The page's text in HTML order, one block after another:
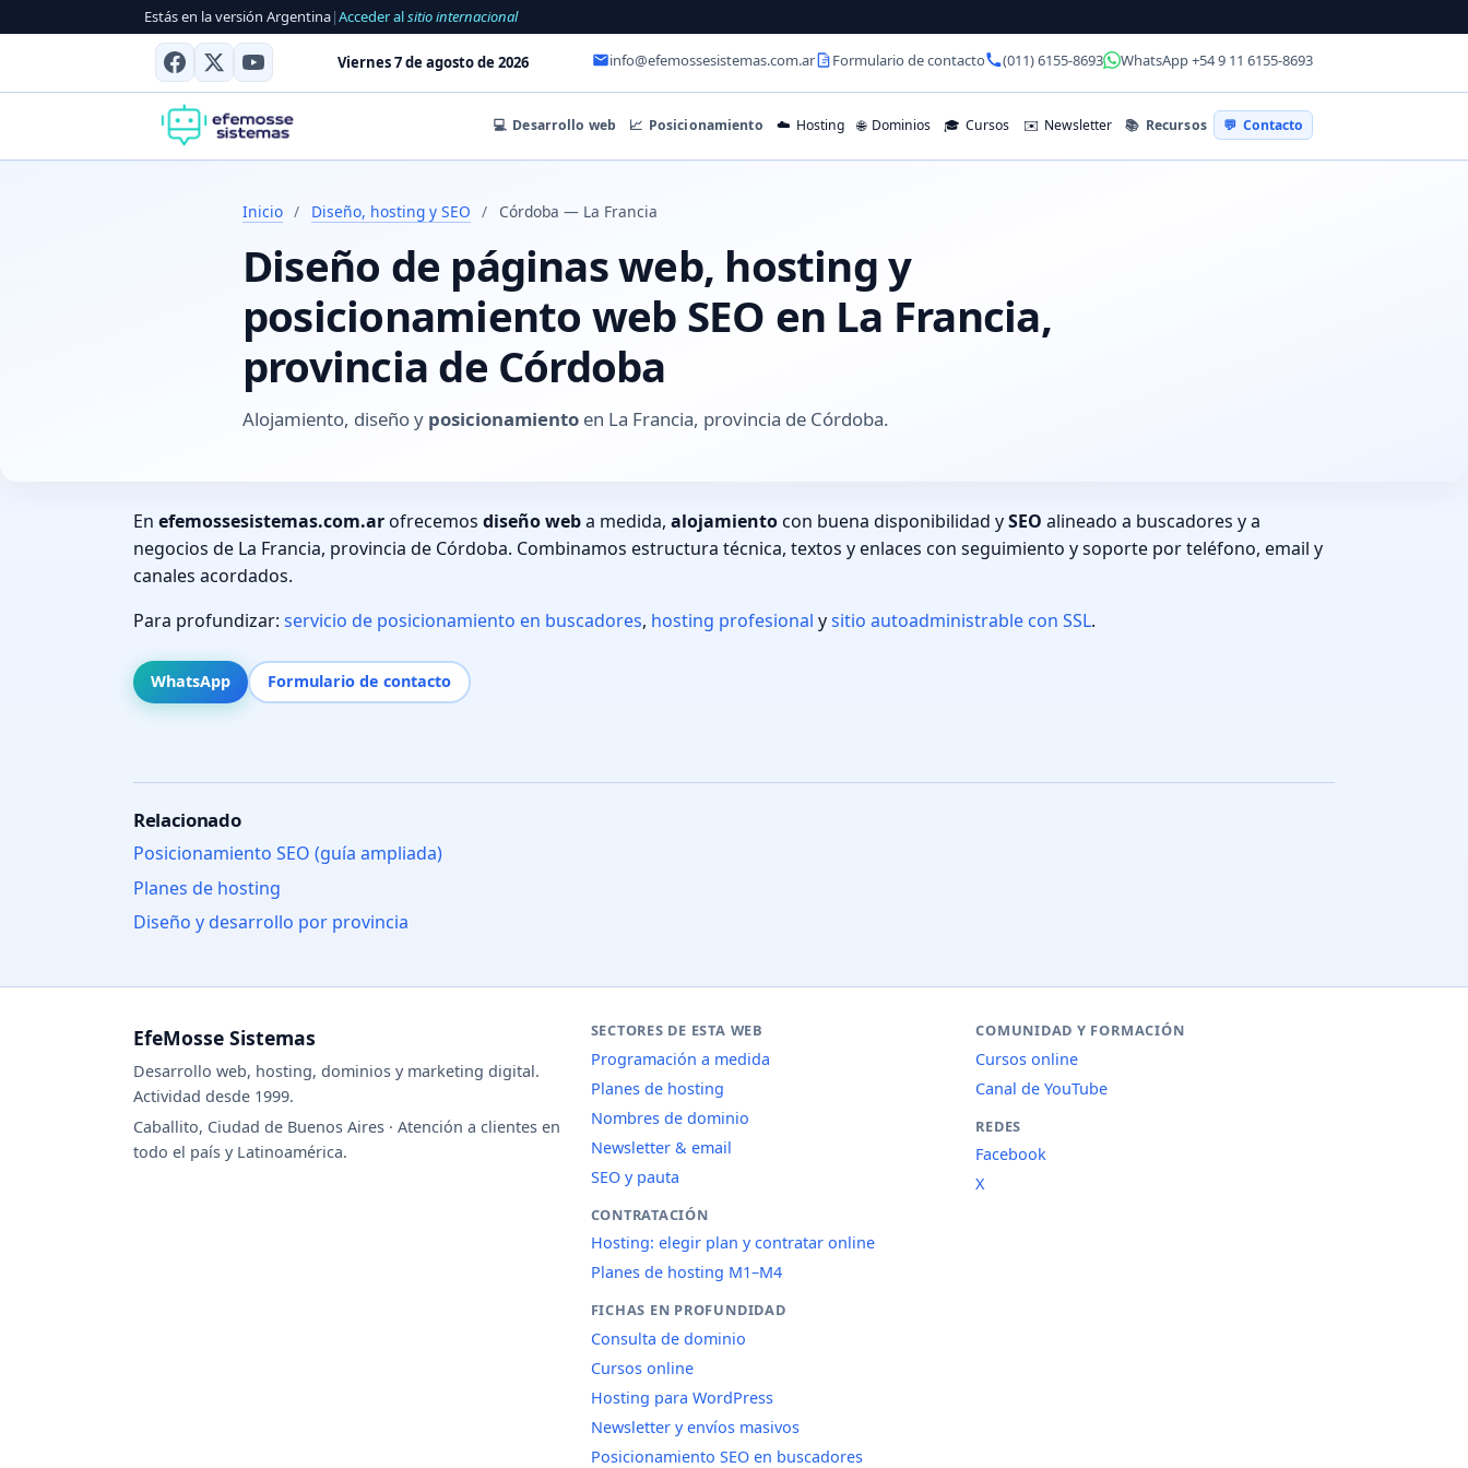
Estás en la versión Argentina|Acceder alsitio internacional
Viernes 7 de agosto de 2026 info@efemossesistemas.com.ar Formulario de contacto (011) 6155-8693 WhatsApp +54 9 11 6155-8693
💻 Desarrollo web 📈 Posicionamiento ☁️ Hosting 🌐 Dominios 🎓 Cursos ✉️ Newsletter 📚 Recursos 💬 Contacto
Inicio / Diseño, hosting y SEO / Córdoba — La Francia
Diseño de páginas web, hosting y
posicionamiento web SEO en La Francia,
provincia de Córdoba
Alojamiento, diseño y posicionamiento en La Francia, provincia de Córdoba.
En efemossesistemas.com.arofrecemos diseño weba medida, alojamientocon buena disponibilidad ySEO alineado a buscadores y a
negocios de La Francia, provincia de Córdoba. Combinamos estructura técnica, textos y enlaces con seguimiento y soporte por teléfono, email y
canales acordados.
Para profundizar: servicio de posicionamiento en buscadores, hosting profesional ysitio autoadministrable con SSL.
WhatsApp Formulario de contacto
Relacionado
Posicionamiento SEO (guía ampliada)
Planes de hosting
Diseño y desarrollo por provincia
EfeMosse Sistemas
Desarrollo web, hosting, dominios y marketing digital.
Actividad desde 1999.
Caballito, Ciudad de Buenos Aires · Atención a clientes en
todo el país y Latinoamérica.
SECTORES DE ESTA WEB
Programación a medida
Planes de hosting
Nombres de dominio
Newsletter & email
SEO y pauta
CONTRATACIÓN
Hosting: elegir plan y contratar online
Planes de hosting M1–M4
FICHAS EN PROFUNDIDAD
Consulta de dominio
Cursos online
Hosting para WordPress
Newsletter y envíos masivos
Posicionamiento SEO en buscadores
COMUNIDAD Y FORMACIÓN
Cursos online
Canal de YouTube
REDES
Facebook
X